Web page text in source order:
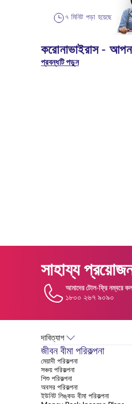
৭ মিনিট পড়া হয়েছে
করোনাভাইরাস -
প্রবন্ধটি পড়ুন
সাহায্য
আমাদের টোল-ফ্রি নম্বরে
১৮০০ ২৬৭ ৯০৯০
দাবিত্যাগ
জীবন বীমা পরিকল্পনা
মেয়াদী পরিকল্পনা
সঞ্চয় পরিকল্পনা
শিশু পরিকল্পনা
অবসর পরিকল্পনা
ইউনিট লিঙ্কড বীমা পরিকল্পনা